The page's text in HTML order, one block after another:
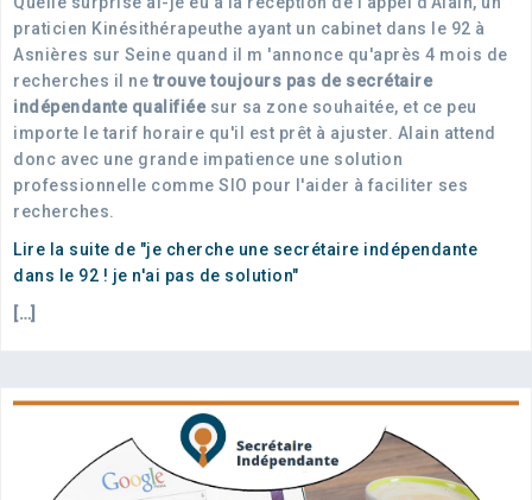
praticien Kinésithérapeuthe ayant un cabinet dans le 92 à
Asnières sur Seine quand il m 'annonce qu'après 4 mois de
recherches il netrouve toujours pas de secrétaire
indépendante qualifiée sur sa zone souhaitée, et ce peu
importe le tarif horaire qu'il est prêt à ajuster. Alain attend
donc avec une grande impatience une solution
professionnelle comme SIO pour l'aider à faciliter ses
recherches.
Lire la suite de "je cherche une secrétaire indépendante
dans le 92 ! je n'ai pas de solution"
[…]